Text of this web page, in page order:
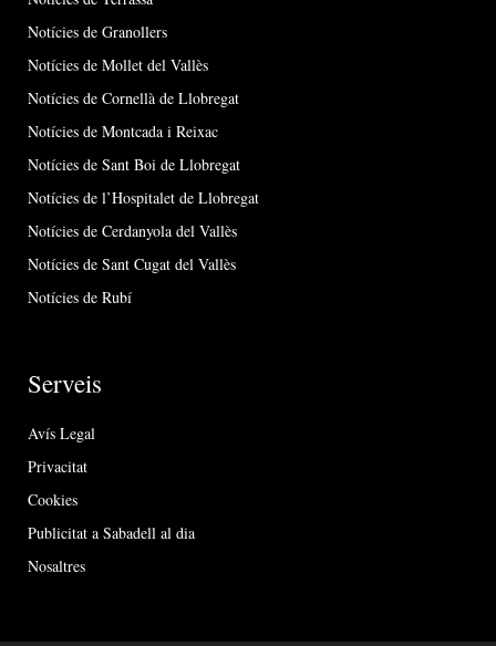
Notícies de Granollers
Notícies de Mollet del Vallès
Notícies de Cornellà de Llobregat
Notícies de Montcada i Reixac
Notícies de Sant Boi de Llobregat
Notícies de l’Hospitalet de Llobregat
Notícies de Cerdanyola del Vallès
Notícies de Sant Cugat del Vallès
Notícies de Rubí
Serveis
Avís Legal
Privacitat
Cookies
Publicitat a Sabadell al dia
Nosaltres